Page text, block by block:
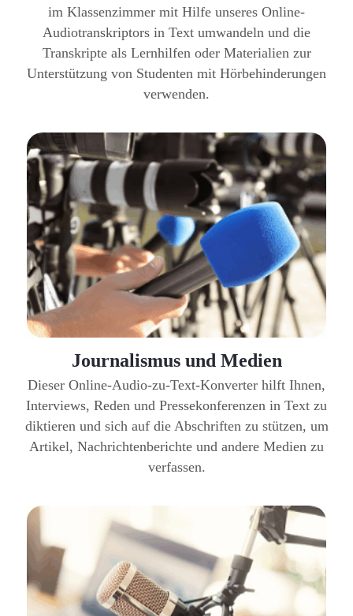
im Klassenzimmer mit Hilfe unseres Online-
Audiotranskriptors in Text umwandeln und die
Transkripte als Lernhilfen oder Materialien zur
Unterstützung von Studenten mit Hörbehinderungen
verwenden.
Journalismus und Medien
Dieser Online-Audio-zu-Text-Konverter hilft Ihnen,
Interviews, Reden und Pressekonferenzen in Text zu
diktieren und sich auf die Abschriften zu stützen, um
Artikel, Nachrichtenberichte und andere Medien zu
verfassen.